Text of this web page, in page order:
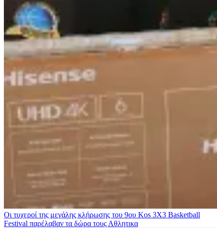
Οι τυχεροί της μεγάλης κλήρωσης του 9ου Kos 3X3 Basketball
Festival παρέλαβαν τα δώρα τους Αθλητικα